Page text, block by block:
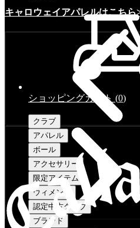
キャロウェイアパレルはこちら
ショッピングカート (0)
クラブ
アパレル
ボール
アクセサリー
限定アイテム
ウィメンズ
認定中古クラブ
ブランド